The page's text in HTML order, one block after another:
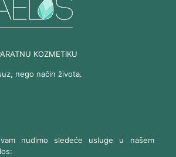
KOZMETIKU
nego način života.
vam nudimo sledeće usluge u našem